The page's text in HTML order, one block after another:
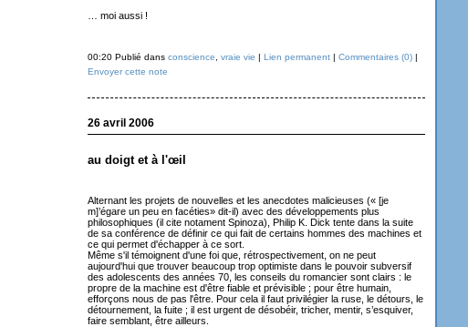
… moi aussi !
00:20 Publié dans conscience vraie vie | Lien permanent| Commentaires (0)|
Envoyer cette note
26 avril 2006
au doigt et à l'œil
Alternant les projets de nouvelles et les anecdotes malicieuses (« [je
m]’égare un peu en facéties» dit-il) avec des développements plus
philosophiques (il cite notament Spinoza), Philip K. Dick tente dans la suite
de sa conférence de définir ce qui fait de certains hommes des machines et
ce qui permet d'échapper à ce sort.
Même s'il témoignent d'une foi que, rétrospectivement, on ne peut
aujourd'hui que trouver beaucoup trop optimiste dans le pouvoir subversif
des adolescents des années 70, les conseils du romancier sont clairs : le
propre de la machine est d'être fiable et prévisible ; pour être humain,
efforçons nous de pas l'être. Pour cela il faut privilégier la ruse, le détours, le
détournement, la fuite ; il est urgent de désobéir, tricher, mentir, s’esquiver,
faire semblant, être ailleurs.